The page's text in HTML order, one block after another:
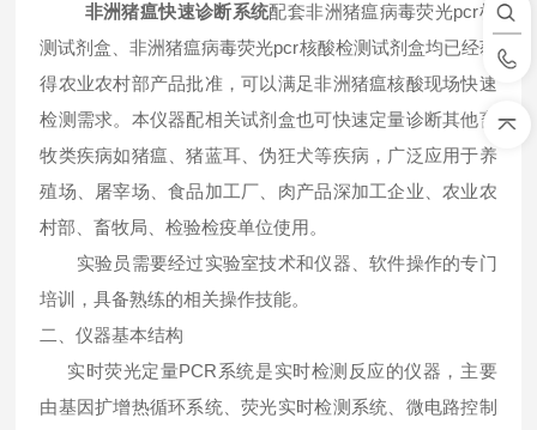
非洲猪瘟快速诊断系统配套非洲猪瘟病毒荧光pcr检
测试剂盒、非洲猪瘟病毒荧光pcr核酸检测试剂盒均已经获
得农业农村部产品批准，可以满足非洲猪瘟核酸现场快速
检测需求。本仪器配相关试剂盒也可快速定量诊断其他畜
牧类疾病如猪瘟、猪蓝耳、伪狂犬等疾病，广泛应用于养
殖场、屠宰场、食品加工厂、肉产品深加工企业、农业农
村部、畜牧局、检验检疫单位使用。
实验员需要经过实验室技术和仪器、软件操作的专门
培训，具备熟练的相关操作技能。
二、仪器基本结构
实时荧光定量PCR系统是实时检测反应的仪器，主要
由基因扩增热循环系统、荧光实时检测系统、微电路控制